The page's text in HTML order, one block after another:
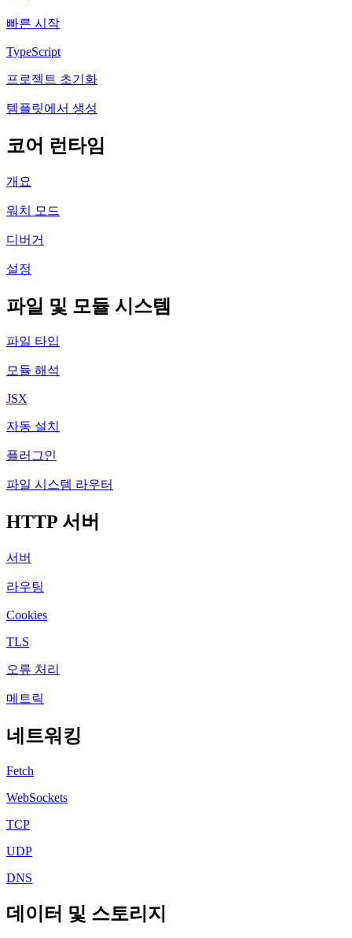
빠른 시작
TypeScript
프로젝트 초기화
템플릿에서 생성
코어 런타임
개요
워치 모드
디버거
설정
파일 및 모듈 시스템
파일 타입
모듈 해석
JSX
자동 설치
플러그인
파일 시스템 라우터
HTTP 서버
서버
라우팅
Cookies
TLS
오류 처리
메트릭
네트워킹
Fetch
WebSockets
TCP
UDP
DNS
데이터 및 스토리지